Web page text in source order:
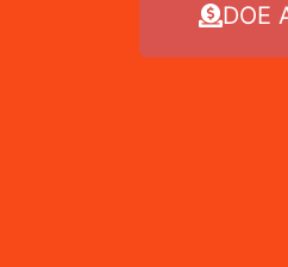
DOE